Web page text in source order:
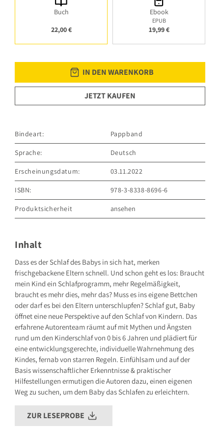
Buch
22,00 €
Ebook
EPUB
19,99 €
IN DEN WARENKORB
JETZT KAUFEN
Bindeart: Pappband
Sprache: Deutsch
Erscheinungsdatum: 03.11.2022
ISBN: 978-3-8338-8696-6
Produktsicherheit
ansehen
81675 München
Deutschland
Sicherheitshinweis entsprechend Art. 9 Abs. 7 S. 2 derGPSR
entbehrlich
Inhalt
Dass es der Schlaf des Babys in sich hat, merken
frischgebackene Eltern schnell. Und schon geht es los: Braucht
mein Kind ein Schlafprogramm, mehr Regelmäßigkeit,
braucht es mehr dies, mehr das? Muss es ins eigene Bettchen
oder darf es bei den Eltern unterschlupfen? Schlaf gut, Baby
öffnet eine neue Perspektive auf den Schlaf von Kindern. Das
erfahrene Autorenteam räumt auf mit Mythen und Ängsten
rund um den Kinderschlaf von 0 bis 6 Jahren und plädiert für
eine entwicklungsgerechte, individuelle Wahrnehmung des
Kindes, fernab von starren Regeln. Einfühlsam und auf der
Basis wissenschaftlicher Erkenntnisse & praktischer
Hilfestellungen ermutigen die Autoren dazu, einen eigenen
Weg zu suchen, um dem Baby das Schlafen zu erleichtern.
ZUR LESEPROBE